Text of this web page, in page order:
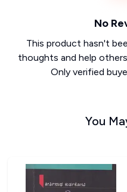
No
This product hasn't
thoughts and help
Only verified
You